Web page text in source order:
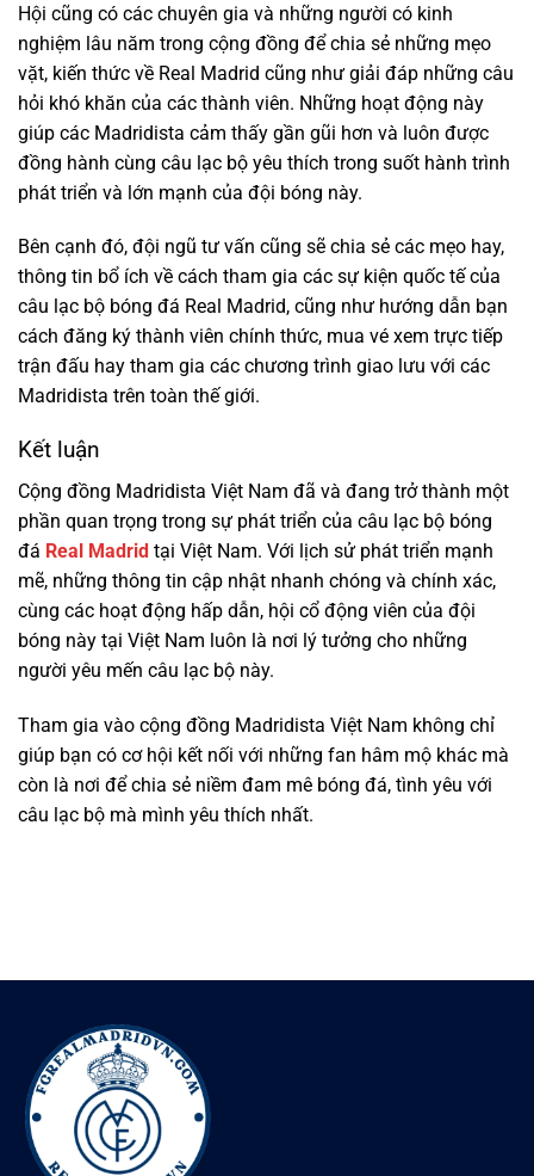
Hội cũng có các chuyên gia và những người có kinh
nghiệm lâu năm trong cộng đồng để chia sẻ những mẹo
vặt, kiến thức về Real Madrid cũng như giải đáp những câu
hỏi khó khăn của các thành viên. Những hoạt động này
giúp các Madridista cảm thấy gần gũi hơn và luôn được
đồng hành cùng câu lạc bộ yêu thích trong suốt hành trình
phát triển và lớn mạnh của đội bóng này.
Bên cạnh đó, đội ngũ tư vấn cũng sẽ chia sẻ các mẹo hay,
thông tin bổ ích về cách tham gia các sự kiện quốc tế của
câu lạc bộ bóng đá Real Madrid, cũng như hướng dẫn bạn
cách đăng ký thành viên chính thức, mua vé xem trực tiếp
trận đấu hay tham gia các chương trình giao lưu với các
Madridista trên toàn thế giới.
Kết luận
Cộng đồng Madridista Việt Nam đã và đang trở thành một
phần quan trọng trong sự phát triển của câu lạc bộ bóng
đá Real Madrid tại Việt Nam. Với lịch sử phát triển mạnh
mẽ, những thông tin cập nhật nhanh chóng và chính xác,
cùng các hoạt động hấp dẫn, hội cổ động viên của đội
bóng này tại Việt Nam luôn là nơi lý tưởng cho những
người yêu mến câu lạc bộ này.
Tham gia vào cộng đồng Madridista Việt Nam không chỉ
giúp bạn có cơ hội kết nối với những fan hâm mộ khác mà
còn là nơi để chia sẻ niềm đam mê bóng đá, tình yêu với
câu lạc bộ mà mình yêu thích nhất.